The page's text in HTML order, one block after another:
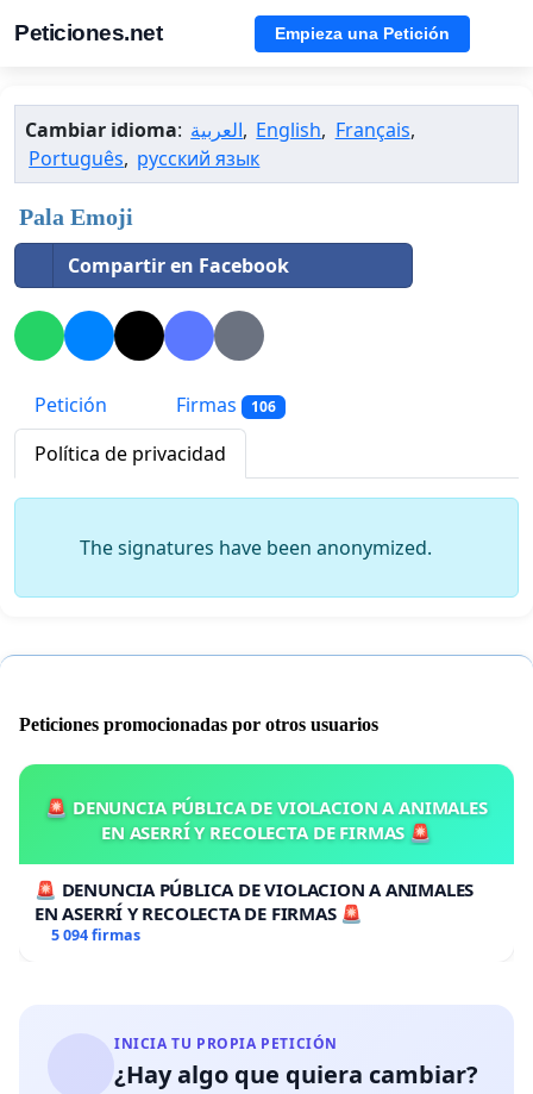
Peticiones.net Empieza una Petición
Cambiar idioma: العربية, English, Français,
Português, русский язык
Pala Emoji
Compartir en Facebook
Petición Firmas 106
Política de privacidad
The signatures have been anonymized.
Peticiones promocionadas por otros usuarios
🚨 DENUNCIA PÚBLICA DE VIOLACION A ANIMALES
EN ASERRÍ Y RECOLECTA DE FIRMAS 🚨
🚨 DENUNCIA PÚBLICA DE VIOLACION A ANIMALES
EN ASERRÍ Y RECOLECTA DE FIRMAS 🚨
5 094 firmas
INICIA TU PROPIA PETICIÓN
¿Hay algo que quiera cambiar?